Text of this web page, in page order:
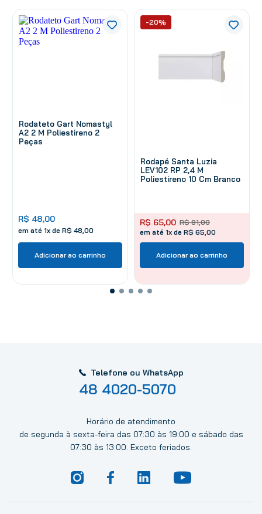
Rodateto Gart Nomastyl
A2 2 M Poliestireno 2
Peças
R$ 48,00
em até 1x de R$ 48 00
Adicionar ao carrinho
Rodapé Santa Luzia
LEV102 RP 2,4 M
Poliestireno 10 Cm Branco
R$ 81,00
R$ 65,00
em até 1x de R$ 65,00
-20%
Adicionar ao carrinho
Telefone ou WhatsApp
48 4020-5070
Horário de atendimento
de segunda à sexta-feira das 07:30 às 19:00 e sábado das
07:30 às 13:00. Exceto feriados.